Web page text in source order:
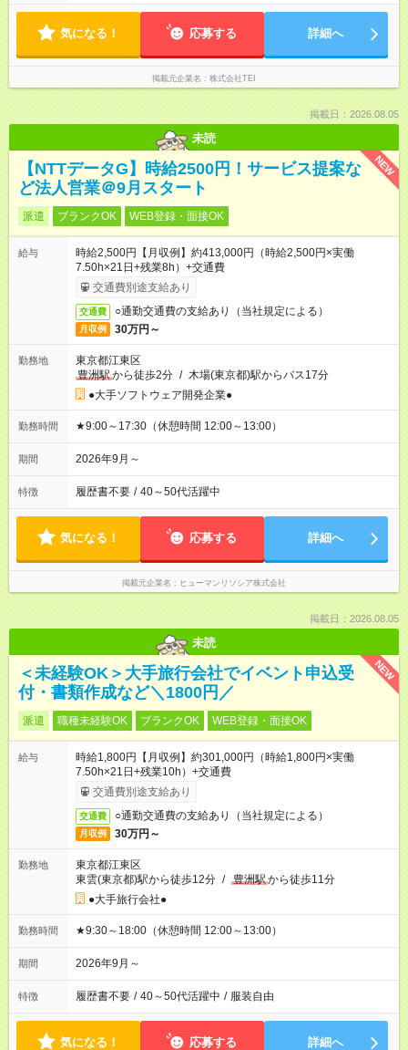
気になる！ 応募する 詳細へ
掲載元企業名 株式会社TEI
掲載日：2026.08.05
未読
NEW
【NTTデータG】時給2500円！サービス提案な
ど法人営業＠9月スタート
派遣 ブランクOK WEB登録・面接OK
給与
時給2,500円【月収例】約413,000円（時給2,500円×実働
7.50h×21日+残業8h）+交通費
交通費別途支給あり
交通費 ○通勤交通費の支給あり（当社規定による）
月収例 30万円～
勤務地
東京都江東区
豊洲駅から徒歩2分 / 木場(東京都)駅からバス17分
●大手ソフトウェア開発企業●
勤務時間 ★9:00～17:30（休憩時間 12:00～13:00）
期間 2026年9月～
特徴 履歴書不要 / 40～50代活躍中
気になる！ 応募する 詳細へ
掲載元企業名 ヒューマンリソシア株式会社
掲載日：2026.08.05
未読
NEW
＜未経験OK＞大手旅行会社でイベント申込受
付・書類作成など＼1800円／
派遣 職種未経験OK ブランクOK WEB登録・面接OK
給与
時給1,800円【月収例】約301,000円（時給1,800円×実働
7.50h×21日+残業10h）+交通費
交通費別途支給あり
交通費 ○通勤交通費の支給あり（当社規定による）
月収例 30万円～
勤務地
東京都江東区
東雲(東京都)駅から徒歩12分 / 豊洲駅から徒歩11分
●大手旅行会社●
勤務時間 ★9:30～18:00（休憩時間 12:00～13:00）
期間 2026年9月～
特徴 履歴書不要 / 40～50代活躍中 / 服装自由
気になる！ 応募する 詳細へ